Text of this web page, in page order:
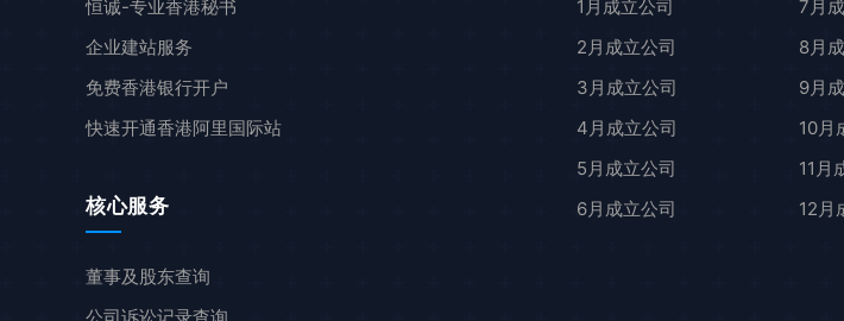
恒诚-专业香港秘书
企业建站服务
免费香港银行开户
快速开通香港阿里国际站
核心服务
董事及股东查询
1月成立公司
2月成立公司
3月成立公司
4月成立公司
5月成立公司
6月成立公司
7月
8月
9月
10月
11月
12月